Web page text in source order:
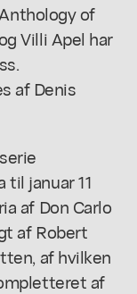
of
Villi Apel har
af Denis
januar 11
af Don Carlo
af Robert
af hvilken
af